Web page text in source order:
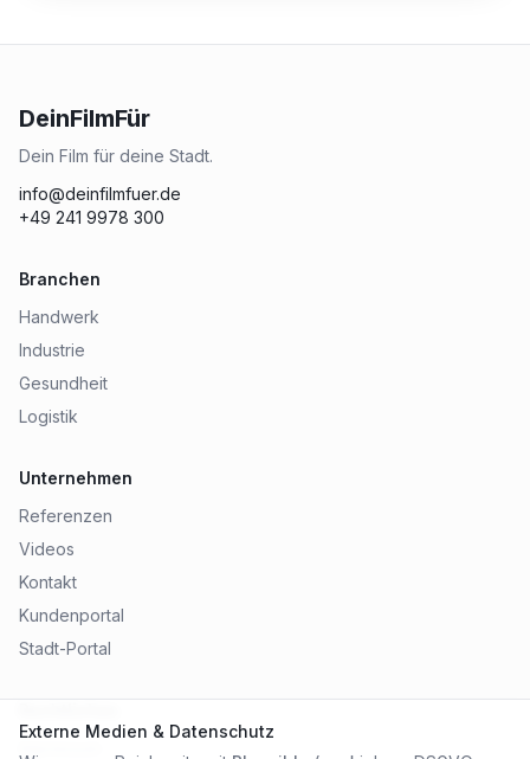
DeinFilmFür
Dein Film für deine Stadt.
info@deinfilmfuer.de
+49 241 9978 300
Branchen
Handwerk
Industrie
Gesundheit
Logistik
Unternehmen
Referenzen
Videos
Kontakt
Kundenportal
Stadt-Portal
Externe Medien & Datenschutz